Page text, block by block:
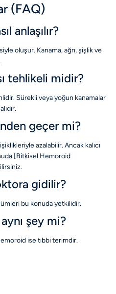
(FAQ)
anlaşılır?
oluşur. Kanama, ağrı, şişlik ve
tehlikeli midir?
Sürekli veya yoğun kanamalar
geçer mi?
azalabilir. Ancak kalıcı
[Bitkisel Hemoroid
gidilir?
bu konuda yetkilidir.
şey mi?
ise tıbbi terimdir.